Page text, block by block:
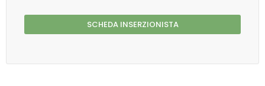
SCHEDA INSERZIONISTA